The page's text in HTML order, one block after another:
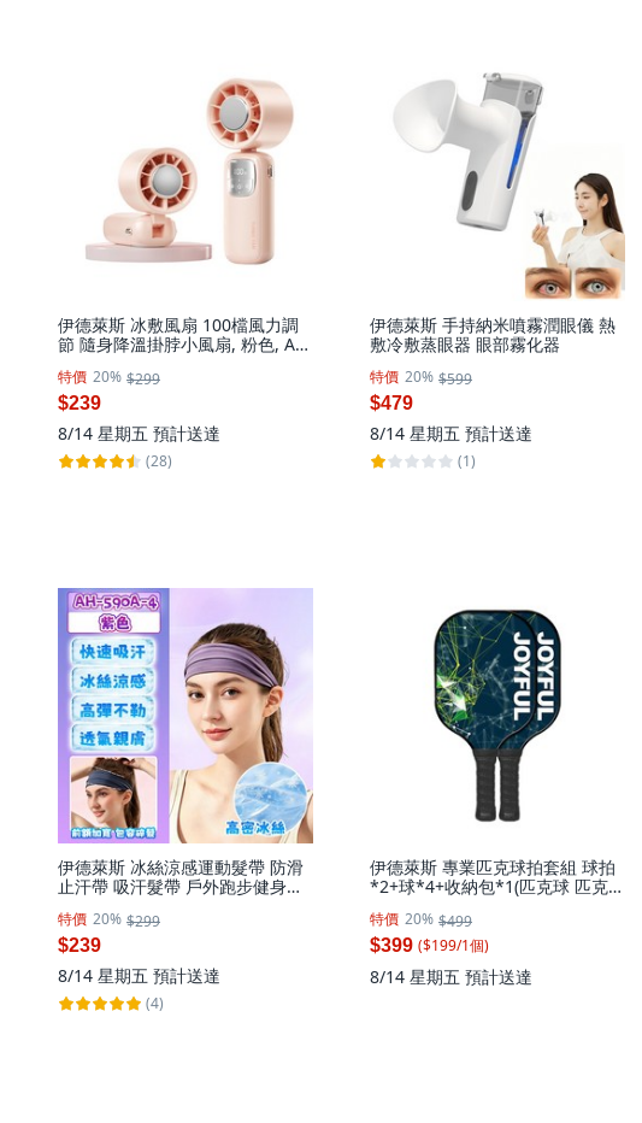
伊德萊斯 冰敷風扇 100檔風力調
節 隨身降溫掛脖小風扇, 粉色, AH-
特價 20% $299
$239
8/14 星期五 預計送達
(28)
伊德萊斯 手持納米噴霧潤眼儀 熱
敷冷敷蒸眼器 眼部霧化器
特價 20% $599
$479
8/14 星期五 預計送達
(1)
伊德萊斯 冰絲涼感運動髮帶 防滑
止汗帶 吸汗髮帶 戶外跑步健身止
帶
特價 20% $299
$239
8/14 星期五 預計送達
(4)
伊德萊斯 專業匹克球拍套組 球拍
*2+球*4+收納包*1(匹克球 匹克球
天才思維, 2個
特價 20% $499
$399 ($199/1個)
8/14 星期五 預計送達